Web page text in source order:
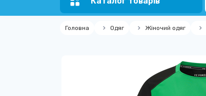
Головна Одяг Жіночий одяг